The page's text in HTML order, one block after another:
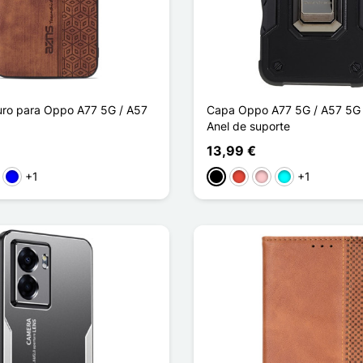
para Oppo A77 5G / A57
Azul+1
Capa Oppo A77 5G / A57
Anel de suporte
13,99 €
PretoVermelho
RosaCiano
+1